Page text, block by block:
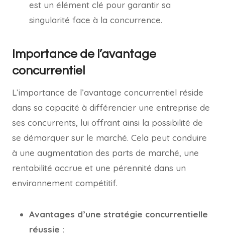
est un élément clé pour garantir sa
singularité face à la concurrence.
Importance de l’avantage
concurrentiel
L’importance de l’avantage concurrentiel réside
dans sa capacité à différencier une entreprise de
ses concurrents, lui offrant ainsi la possibilité de
se démarquer sur le marché. Cela peut conduire
à une augmentation des parts de marché, une
rentabilité accrue et une pérennité dans un
environnement compétitif.
Avantages d’une stratégie concurrentielle
réussie :